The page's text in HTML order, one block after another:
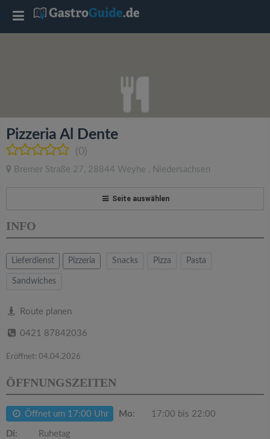
Pizzeria Al Dente
(0)
Bremer Straße 27, 28844 Weyhe , Niedersachsen
Seite auswählen
INFO
Lieferdienst Pizzeria Snacks Pizza Pasta
Sandwiches
Route planen
0421 87842036
Eröffnet: 04.04.2026
ÖFFNUNGSZEITEN
Öffnet um 17:00 Uhr Mo: 17:00 bis 22:00
Di:
Ruhetag
T
l
e
a
v
g
t